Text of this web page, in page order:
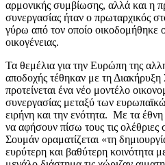
αρμονικής συμβίωσης, αλλά και η
συνεργασίας ήταν ο πρωταρχικός
γύρω από τον οποίο οικοδομήθηκε
οικογένειας.
Τα θεμέλια για την Ευρώπη της
αποδοχής τέθηκαν με τη
προτείνεται ένα νέο μοντέλο
συνεργασίας μεταξύ των
ειρήνη και την ενότητα. Με τα
να αφήσουν πίσω τους τις ολέθριες
Σουμάν οραματίζεται «τη
ευρύτερη και βαθύτερη κοινότητα